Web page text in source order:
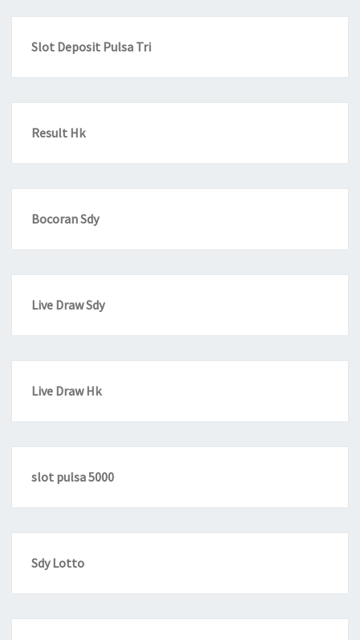
Slot Deposit Pulsa Tri
Result Hk
Bocoran Sdy
Live Draw Sdy
Live Draw Hk
slot pulsa 5000
Sdy Lotto